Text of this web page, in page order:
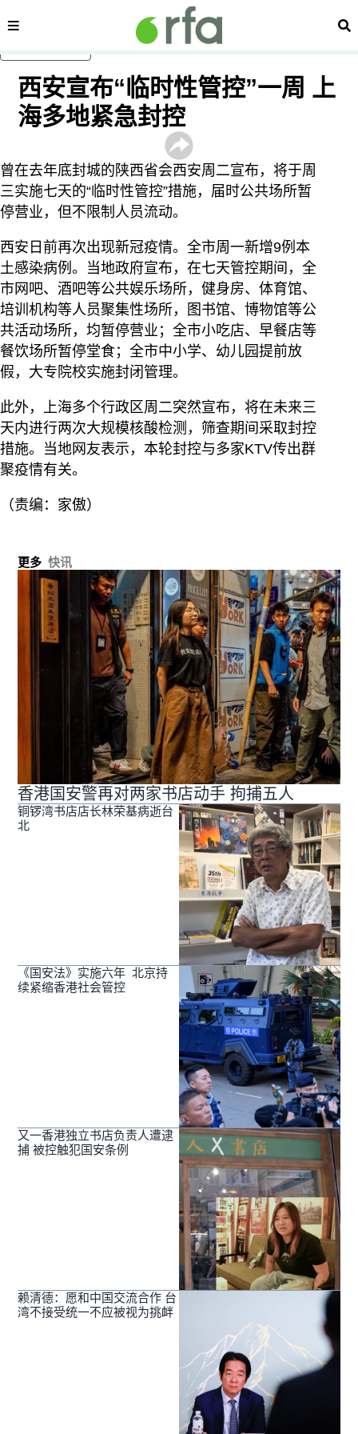
内容分类 搜
西安宣布“临时性管控”一周 上
海多地紧急封控
曾在去年底封城的陕西省会西安周二宣布，将于周
三实施七天的“临时性管控”措施，届时公共场所暂
停营业，但不限制人员流动。
西安日前再次出现新冠疫情。全市周一新增9例本
土感染病例。当地政府宣布，在七天管控期间，全
市网吧、酒吧等公共娱乐场所，健身房、体育馆、
培训机构等人员聚集性场所，图书馆、博物馆等公
共活动场所，均暂停营业；全市小吃店、早餐店等
餐饮场所暂停堂食；全市中小学、幼儿园提前放
假，大专院校实施封闭管理。
此外，上海多个行政区周二突然宣布，将在未来三
天内进行两次大规模核酸检测，筛查期间采取封控
措施。当地网友表示，本轮封控与多家KTV传出群
聚疫情有关。
（责编：家傲）
更多 快讯
香港国安警再对两家书店动手 拘捕五人
铜锣湾书店店长林荣基病逝台
北
《国安法》实施六年 北京持
续紧缩香港社会管控
又一香港独立书店负责人遭逮
捕 被控触犯国安条例
赖清德：愿和中国交流合作 台
湾不接受统一不应被视为挑衅